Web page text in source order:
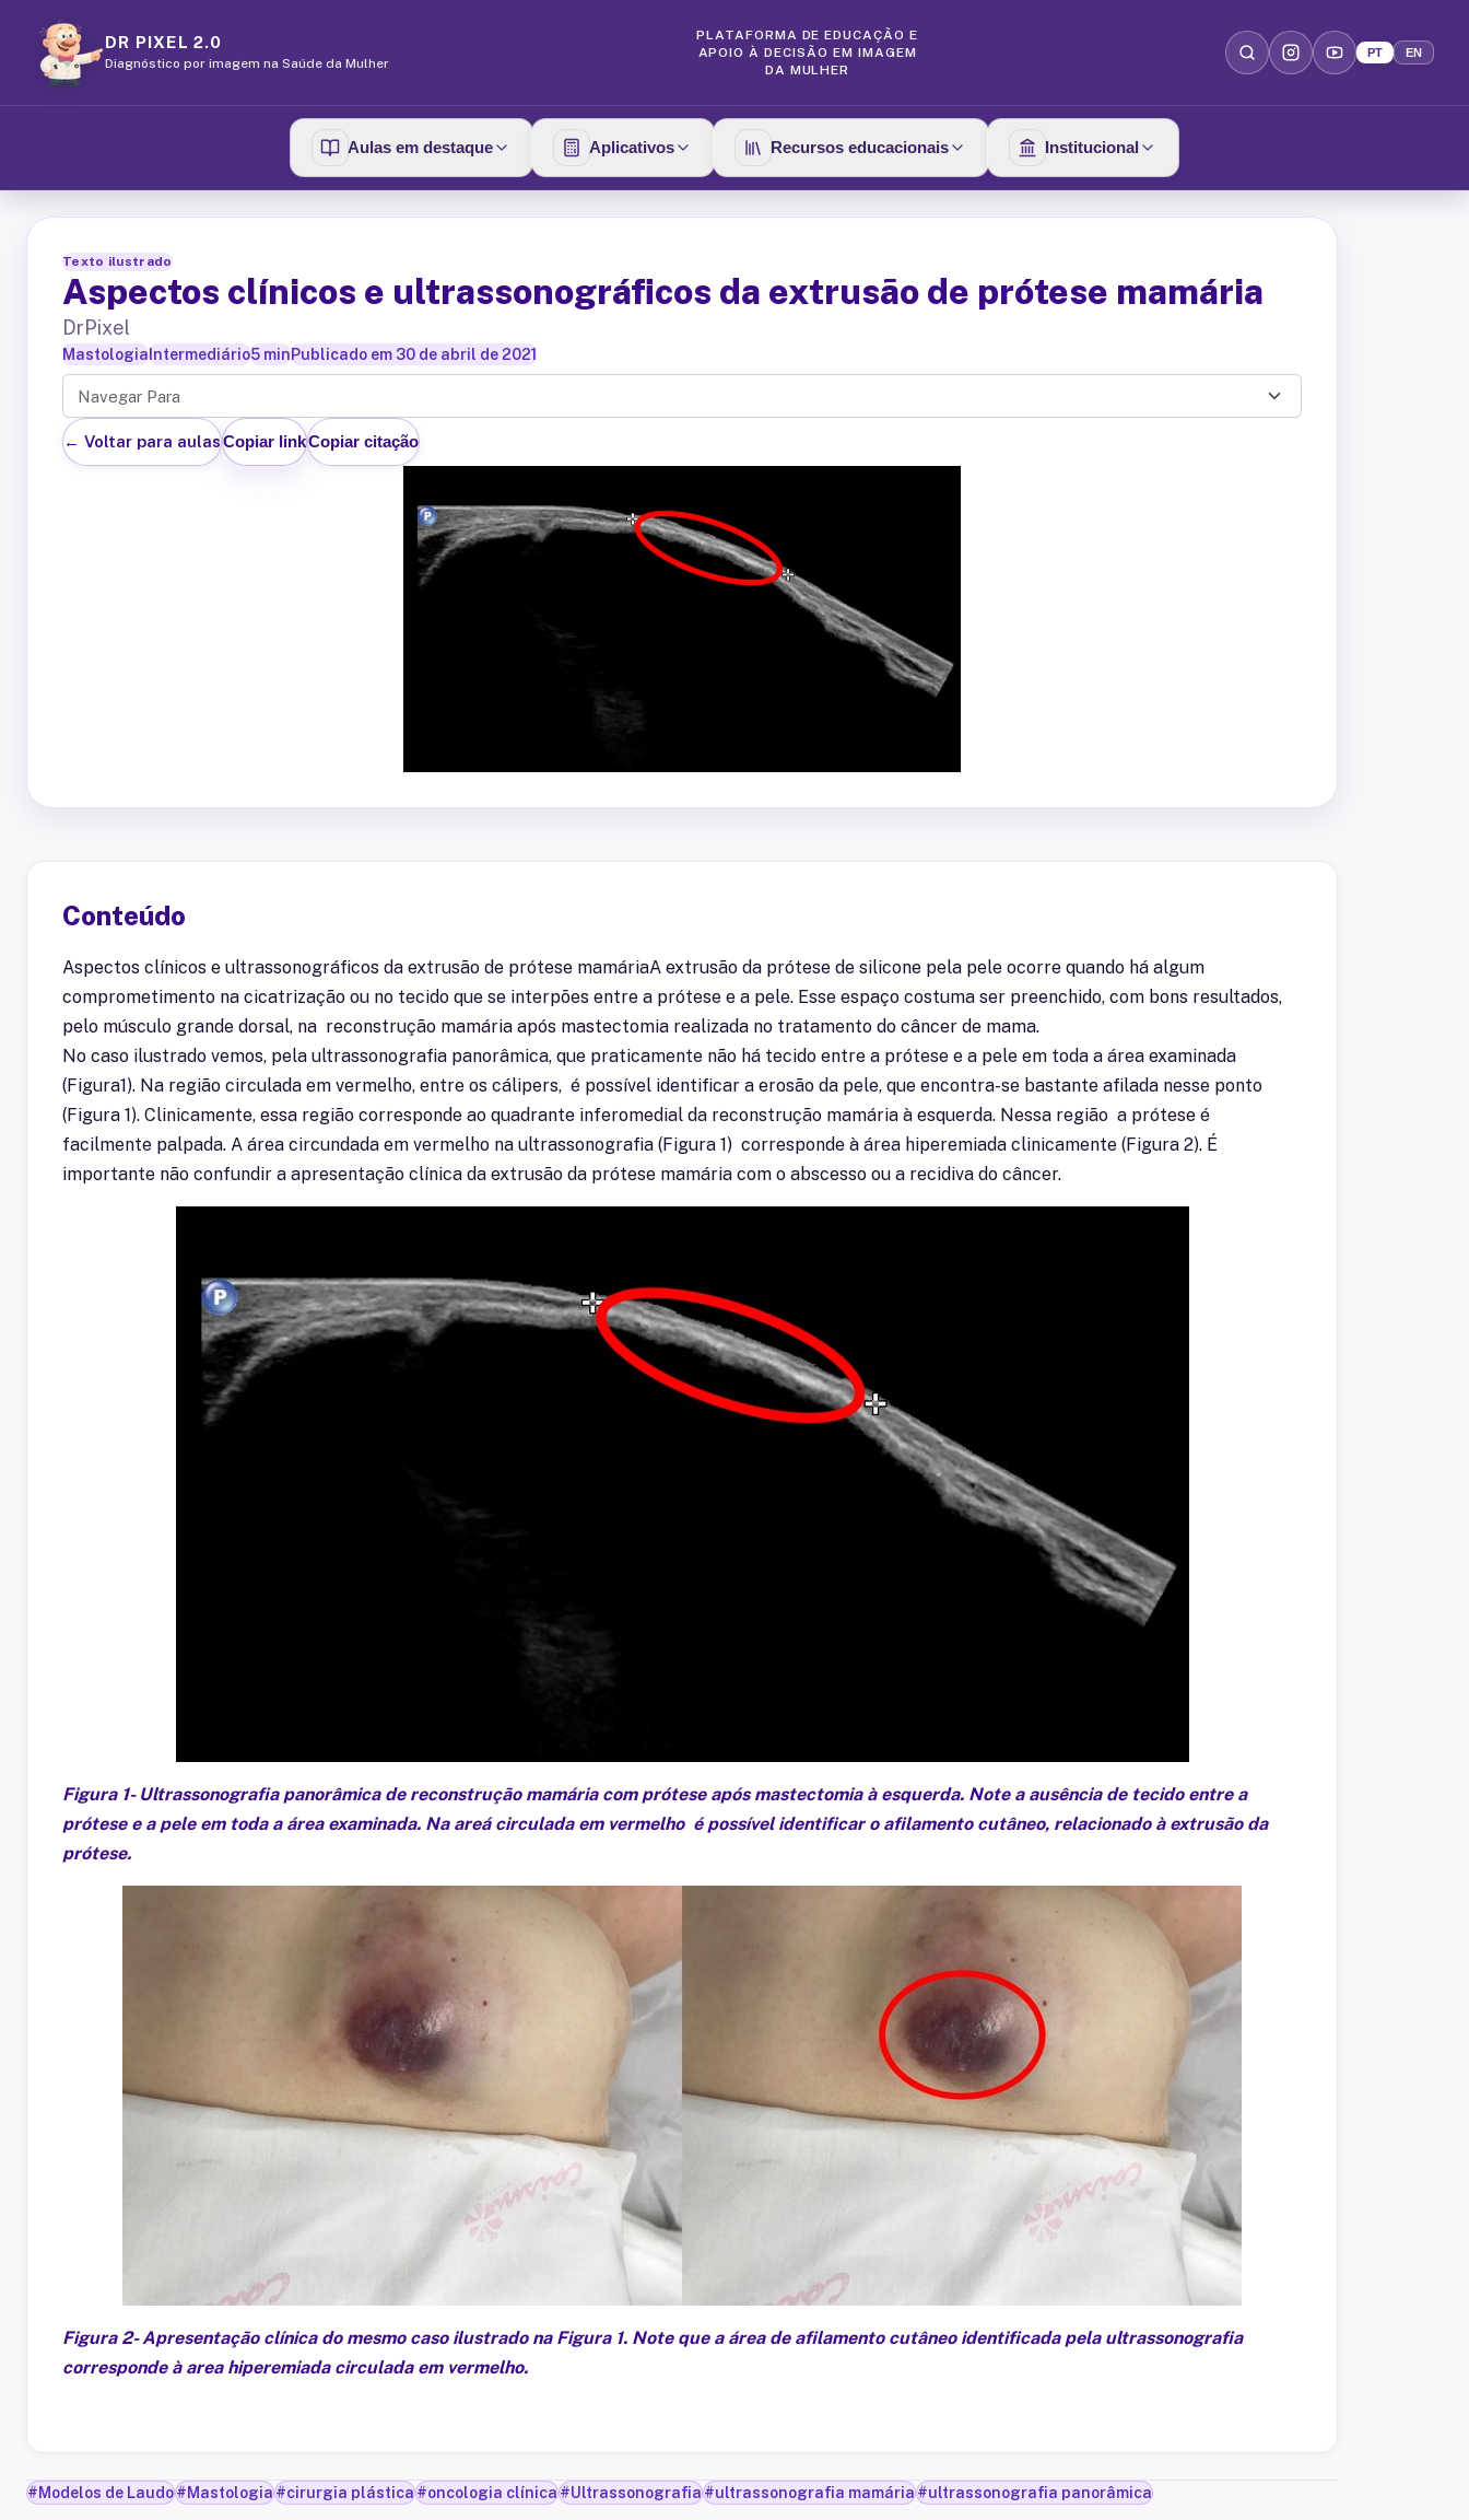
DR PIXEL 2.0
Diagnóstico por imagem na Saúde da Mulher
PLATAFORMA DE EDUCAÇÃO E
APOIO À DECISÃO EM IMAGEM
DA MULHER
PT EN
Aulas em destaque Aplicativos Recursos educacionais Institucional
Texto ilustrado
Aspectos clínicos e ultrassonográficos da extrusão de prótese mamária
DrPixel
Mastologia Intermediário5 minPublicado em 30 de abril de 2021
Navegar Para
← Voltar para aulasCopiar linkCopiar citação
Conteúdo
Aspectos clínicos e ultrassonográficos da extrusão de prótese mamáriaA extrusão da prótese de silicone pela pele ocorre quando há algum
comprometimento na cicatrização ou no tecido que se interpões entre a prótese e a pele. Esse espaço costuma ser preenchido, com bons resultados,
pelo músculo grande dorsal, na reconstrução mamária após mastectomia realizada no tratamento do câncer de mama.
No caso ilustrado vemos, pela ultrassonografia panorâmica, que praticamente não há tecido entre a prótese e a pele em toda a área examinada
(Figura1). Na região circulada em vermelho, entre os cálipers, é possível identificar a erosão da pele, que encontra-se bastante afilada nesse ponto
(Figura 1). Clinicamente, essa região corresponde ao quadrante inferomedial da reconstrução mamária à esquerda. Nessa região a prótese é
facilmente palpada. A área circundada em vermelho na ultrassonografia (Figura 1) corresponde à área hiperemiada clinicamente (Figura 2). É
importante não confundir a apresentação clínica da extrusão da prótese mamária com o abscesso ou a recidiva do câncer.
Figura 1- Ultrassonografia panorâmica de reconstrução mamária com prótese após mastectomia à esquerda. Note a ausência de tecido entre a
prótese e a pele em toda a área examinada. Na areá circulada em vermelho é possível identificar o afilamento cutâneo, relacionado à extrusão da
prótese.
Figura 2- Apresentação clínica do mesmo caso ilustrado na Figura 1. Note que a área de afilamento cutâneo identificada pela ultrassonografia
corresponde à area hiperemiada circulada em vermelho.
#Modelos de Laudo#Mastologia#cirurgia plástica#oncologia clínica#Ultrassonografia#ultrassonografia mamária#ultrassonografia panorâmica